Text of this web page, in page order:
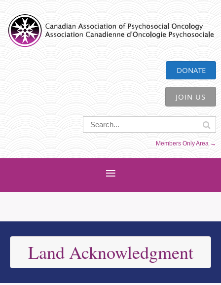
CAPO
DONATE
JOIN US
Members Only Area →
Land Acknowledgment